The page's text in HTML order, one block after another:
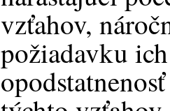
vzťahov,
požiadavku